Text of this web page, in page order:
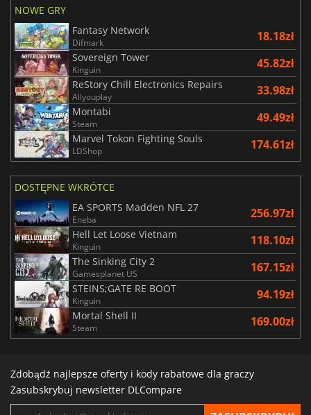
NOWE GRY
Fantasy Network
Difmark 18.18zł
Sovereign Tower
Kinguin 45.82zł
ReStory Chill Electronics Repairs
Allyouplay 33.98zł
Montabi
Steam 49.49zł
Marvel Tokon Fighting Souls
LDShop 174.61zł
DOSTĘPNE WKRÓTCE
EA SPORTS Madden NFL 27
Eneba 256.97zł
Hell Let Loose Vietnam
Kinguin 118.10zł
The Sinking City 2
Gamesplanet US 167.15zł
STEINS;GATE RE BOOT
Kinguin 94.19zł
Mortal Shell II
Steam 169.00zł
Zdobądź najlepsze oferty i kody rabatowe dla graczy
Zasubskrybuj newsletter DLCompare